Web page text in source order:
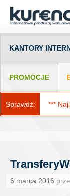
KANTORY
PROMOCJE
Sprawdź: ***
6 marca 2016